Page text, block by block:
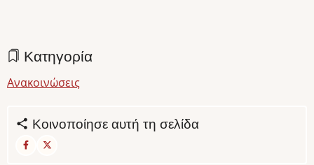
Κατηγορία
Ανακοινώσεις
Κοινοποίησε αυτή τη σελίδα